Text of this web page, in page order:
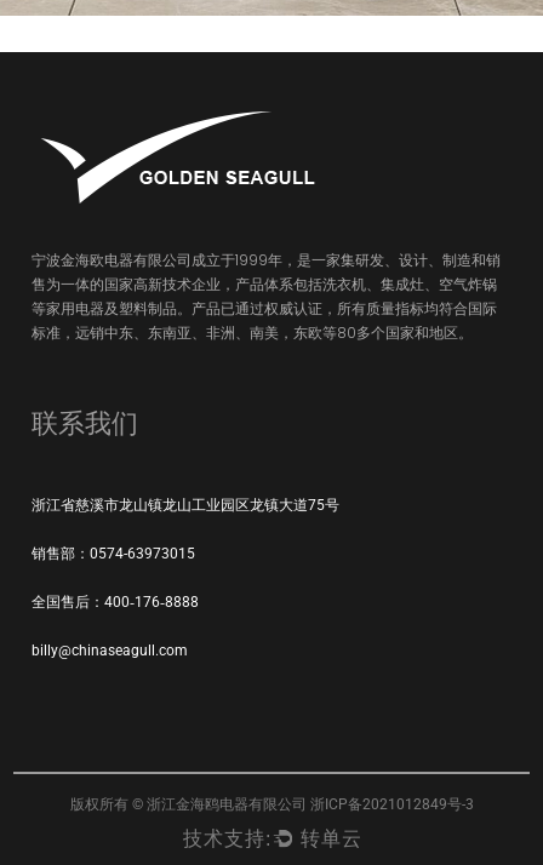
宁波金海欧电器有限公司成立于1999年，是一家集研发、设计、制造和销
售为一体的国家高新技术企业，产品体系包括洗衣机、集成灶、空气炸锅
等家用电器及塑料制品。产品已通过权威认证，所有质量指标均符合国际
标准，远销中东、东南亚、非洲、南美，东欧等80多个国家和地区。
联系我们
浙江省慈溪市龙山镇龙山工业园区龙镇大道75号
销售部：0574-63973015
全国售后：400‑176‑8888
billy@chinaseagull.com
版权所有 © 浙江金海鸥电器有限公司 浙ICP备2021012849号-3
技术支持: 转单云